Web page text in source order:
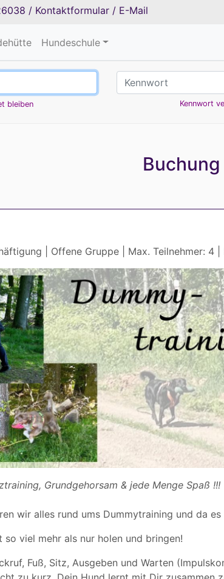
/ Kontaktformular / E-Mail
Hundeschule
bleiben Kennwort
| Offene Gruppe | Max. Teilnehmer:
Grundgehorsam & jede Menge Spaß !!!
wir alles rund ums Dummytraining und da
so viel mehr als nur holen und bringen!
Fuß, Sitz, Ausgeben und Warten